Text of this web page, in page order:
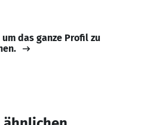
das ganze Profil zu